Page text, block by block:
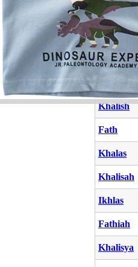
Mukhlis
Hafthah
Fathul
Khalish
Fath
Khalas
Khalisah
Ikhlas
Fathiah
Khalisya